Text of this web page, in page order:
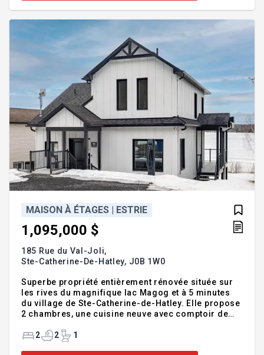
Addenda :Dès votre arrivée, cette impre
MAISON À ÉTAGES | ESTRIE
1,095,000 $
185 Rue du Val-Joli,
Ste-Catherine-De-Hatley, J0B 1W0
Superbe propriété entièrement rénovée située sur
les rives du magnifique lac Magog et à 5 minutes
du village de Ste-Catherine-de-Hatley. Elle propose
2 chambres, une cuisine neuve avec comptoir de
rez-de-chaussée avec un foyer trois faces au
2 2 1